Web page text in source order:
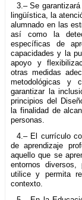
3.– Se
lingüística, la
alumnado en las
así como la
específicas de
capacidades y la
apoyo y
otras medidas
metodológicas y
garantizar la
principios del
la finalidad de
personas.
4.– El currículo
de aprendizaje
aquello que se
entornos
utilice y permita
contexto.